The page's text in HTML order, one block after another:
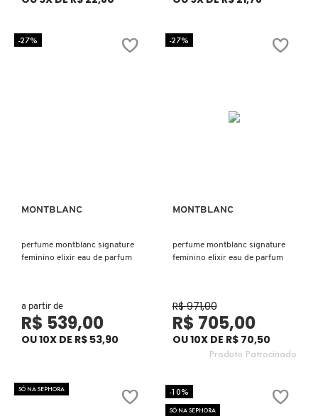
ELIZAVECCA
FENTY SKIN
Ver mais
MONTBLANC
perfume montblanc signature
feminino elixir eau de parfum
a partir de
R$ 539,00
OU 10X DE R$ 53,90
-27%
Ver mais
MONTBLANC
perfume montblanc signature
feminino elixir eau de parfum
R$ 705,00
OU 10X DE R$ 70,50
R$ 971,00
Produto Patrocinado
-27%
SÓ NA SEPHORA -10%
SÓ NA SEPHORA